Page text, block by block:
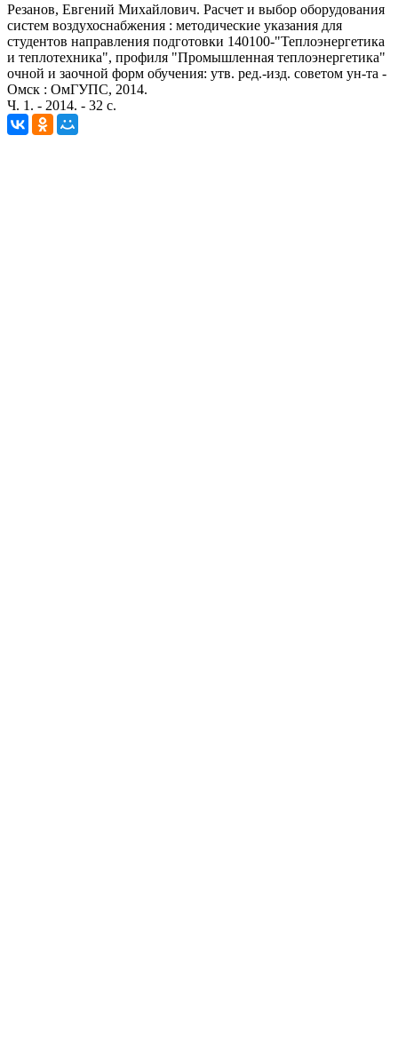
Резанов, Евгений Михайлович. Расчет и выбор оборудования
систем воздухоснабжения : методические указания для
студентов направления подготовки 140100-"Теплоэнергетика
и теплотехника", профиля "Промышленная теплоэнергетика"
очной и заочной форм обучения: утв. ред.-изд. советом ун-та -
Омск : ОмГУПС, 2014.
Ч. 1. - 2014. - 32 с.